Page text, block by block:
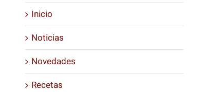
Inicio
Noticias
Novedades
Recetas